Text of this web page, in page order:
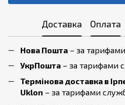
Доставка Оплата
Нова Пошта – за
УкрПошта – за тарифами
Термінова доставка в
Uklon – за тарифами